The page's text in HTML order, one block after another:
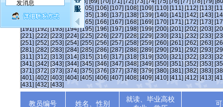
[101] [102] [103] [104] [105] [106] [107] [108] [109] [110] [111] [112] [113]
[131] [132] [133] [135] [136] [137] [138] [139] [140] [141] [142] [143]
[164] [165] [166] [167] [168] [169] [170] [171] [172] [173]
[191] [192] [193] [194] [195] [196] [197] [198] [199] [200] [201] [202] [203]
[221] [222] [223] [224] [225] [226] [227] [228] [229] [230] [231] [232] [233]
[251] [252] [253] [254] [255] [256] [257] [258] [259] [260] [261] [262] [263]
[281] [282] [283] [284] [285] [286] [287] [288] [289] [290] [291] [292] [293]
[311] [312] [313] [314] [315] [316] [317] [318] [319] [320] [321] [322] [323]
[341] [342] [343] [344] [345] [346] [347] [348] [349] [350] [351] [352] [353]
[371] [372] [373] [374] [375] [376] [377] [378] [379] [380] [381] [382] [383]
[401] [402] [403] [404] [405] [406] [407] [408] [409] [410] [411] [412] [413]
[431] [432] [433]
教员编号 姓名、性别
就读、毕业高校